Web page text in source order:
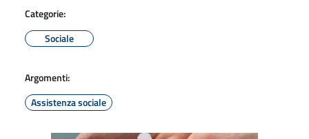
Categorie:
Sociale
Argomenti:
Assistenza sociale